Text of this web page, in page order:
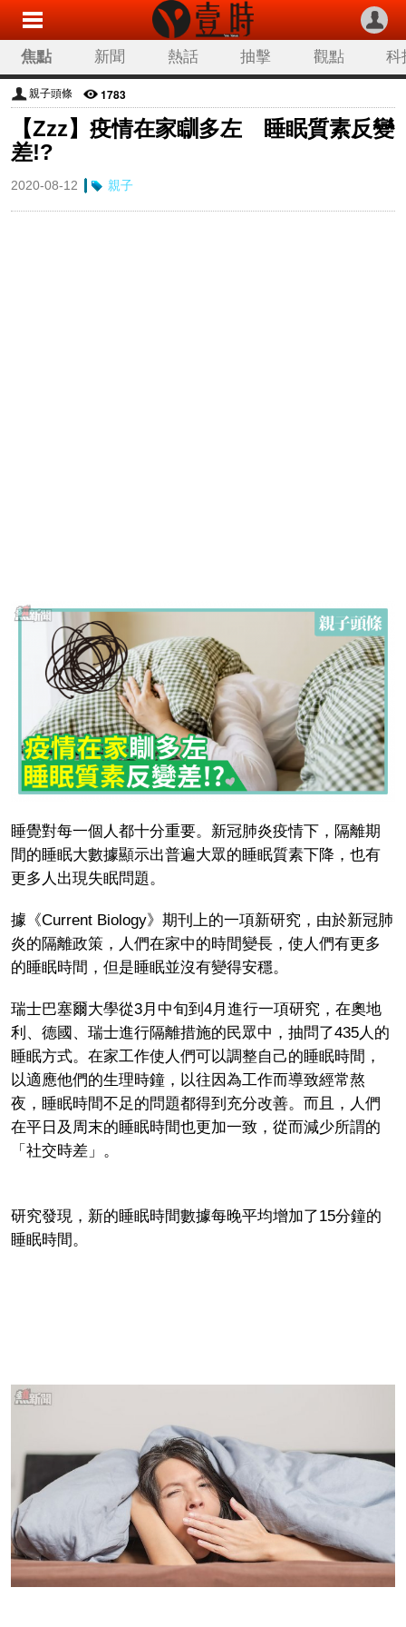
焦點 新聞 熱話 抽擊 觀點 科
親子頭條 1783
【Zzz】疫情在家瞓多左 睡眠質素反變
差!?
2020-08-12 親子
睡覺對每一個人都十分重要。新冠肺炎疫情下，隔離期
間的睡眠大數據顯示出普遍大眾的睡眠質素下降，也有
更多人出現失眠問題。
據《Current Biology》期刊上的一項新研究，由於新冠肺
炎的隔離政策，人們在家中的時間變長，使人們有更多
的睡眠時間，但是睡眠並沒有變得安穩。
瑞士巴塞爾大學從3月中旬到4月進行一項研究，在奧地
利、德國、瑞士進行隔離措施的民眾中，抽問了435人的
睡眠方式。在家工作使人們可以調整自己的睡眠時間，
以適應他們的生理時鐘，以往因為工作而導致經常熬
夜，睡眠時間不足的問題都得到充分改善。而且，人們
在平日及周末的睡眠時間也更加一致，從而減少所謂的
「社交時差」。
研究發現，新的睡眠時間數據每晚平均增加了15分鐘的
睡眠時間。